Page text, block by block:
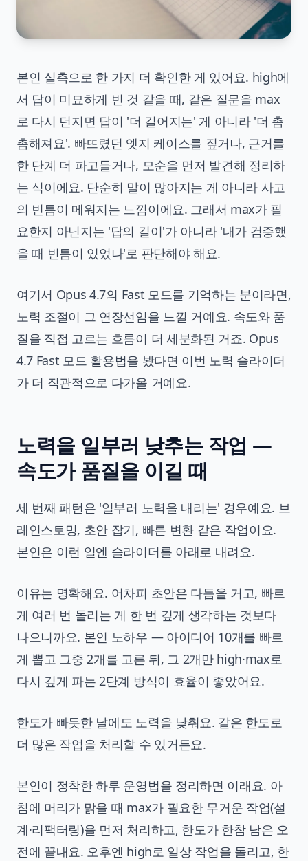
본인 실측으로 한 가지 더 확인한 게 있어요. high에
서 답이 미묘하게 빈 것 같을 때, 같은 질문을 max
로 다시 던지면 답이 '더 길어지는' 게 아니라 '더 촘
촘해져요'. 빠뜨렸던 엣지 케이스를 짚거나, 근거를
한 단계 더 파고들거나, 모순을 먼저 발견해 정리하
는 식이에요. 단순히 말이 많아지는 게 아니라 사고
의 빈틈이 메워지는 느낌이에요. 그래서 max가 필
요한지 아닌지는 '답의 길이'가 아니라 '내가 검증했
을 때 빈틈이 있었나'로 판단해야 해요.
여기서 Opus 4.7의 Fast 모드를 기억하는 분이라면,
노력 조절이 그 연장선임을 느낄 거예요. 속도와 품
질을 직접 고르는 흐름이 더 세분화된 거죠. Opus
4.7 Fast 모드 활용법을 봤다면 이번 노력 슬라이더
가 더 직관적으로 다가올 거예요.
노력을 일부러 낮추는 작업 —
속도가 품질을 이길 때
세 번째 패턴은 '일부러 노력을 내리는' 경우예요. 브
레인스토밍, 초안 잡기, 빠른 변환 같은 작업이요.
본인은 이런 일엔 슬라이더를 아래로 내려요.
이유는 명확해요. 어차피 초안은 다듬을 거고, 빠르
게 여러 번 돌리는 게 한 번 깊게 생각하는 것보다
나으니까요. 본인 노하우 — 아이디어 10개를 빠르
게 뽑고 그중 2개를 고른 뒤, 그 2개만 high·max로
다시 깊게 파는 2단계 방식이 효율이 좋았어요.
한도가 빠듯한 날에도 노력을 낮춰요. 같은 한도로
더 많은 작업을 처리할 수 있거든요.
본인이 정착한 하루 운영법을 정리하면 이래요. 아
침에 머리가 맑을 때 max가 필요한 무거운 작업(설
계·리팩터링)을 먼저 처리하고, 한도가 한참 남은 오
전에 끝내요. 오후엔 high로 일상 작업을 돌리고, 한